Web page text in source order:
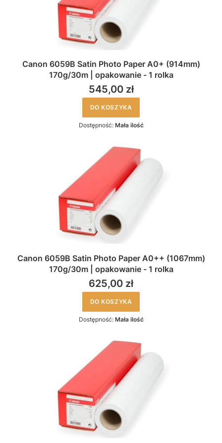
Canon 6059B Satin Photo Paper A0+ (914mm)
170g/30m | opakowanie - 1 rolka
545,00 zł
DO KOSZYKA
Dostępność: Mała ilość
Canon 6059B Satin Photo Paper A0++ (1067mm)
170g/30m | opakowanie - 1 rolka
625,00 zł
DO KOSZYKA
Dostępność: Mała ilość